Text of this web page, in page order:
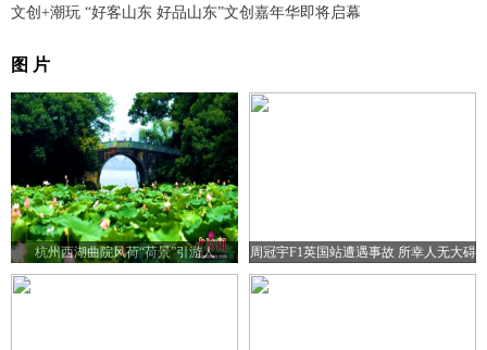
文创+潮玩 “好客山东 好品山东”文创嘉年华即将启幕
图 片
杭州西湖曲院风荷“荷景”引游人 周冠宇F1英国站遭遇事故 所幸人无大碍